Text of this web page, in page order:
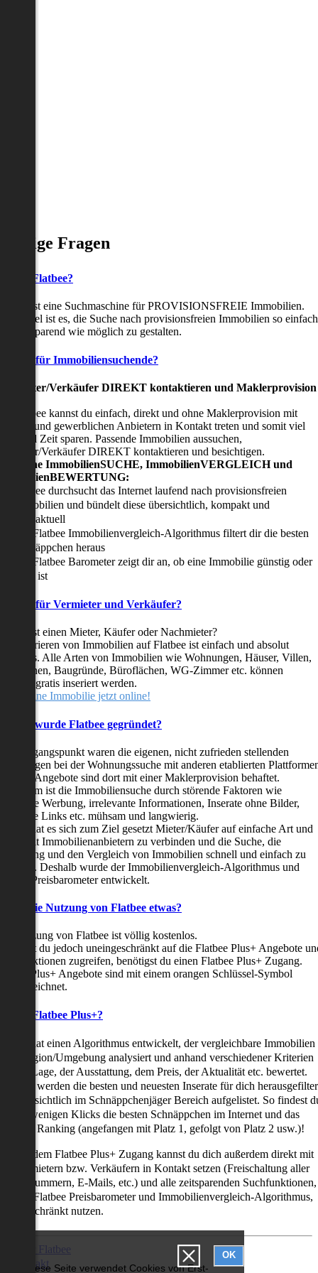
Diese Seite verwendet Cookies von Erst-
OK
Fragen
ist Flatbee?
ist eine Suchmaschine für PROVISIONSFREIE Immobilien.
Ziel ist es, die Suche nach provisionsfreien Immobilien so einfach
zeitsparend wie möglich zu gestalten.
für Immobiliensuchende?
Verkäufer DIREKT kontaktieren und Maklerprovision
Flatbee kannst du einfach, direkt und ohne Maklerprovision mit
und gewerblichen Anbietern in Kontakt treten und somit viel
und Zeit sparen. Passende Immobilien aussuchen,
Verkäufer DIREKT kontaktieren und besichtigen.
in-one ImmobilienSUCHE, ImmobilienVERGLEICH und
Flatbee durchsucht das Internet laufend nach provisionsfreien
Immobilien und bündelt diese übersichtlich, kompakt und
tagesaktuell
Der Flatbee Immobilienvergleich-Algorithmus filtert dir die besten
Schnäppchen heraus
Der Flatbee Barometer zeigt dir an, ob eine Immobilie günstig oder
teuer ist
für Vermieter und Verkäufer?
suchst einen Mieter, Käufer oder Nachmieter?
Inserieren von Immobilien auf Flatbee ist einfach und absolut
Alle Arten von Immobilien wie Wohnungen, Häuser, Villen,
Baugründe, Büroflächen, WG-Zimmer etc. können
gratis inseriert werden.
deine Immobilie jetzt online!
wurde Flatbee gegründet?
Ausgangspunkt waren die eigenen, nicht zufrieden stellenden
bei der Wohnungssuche mit anderen etablierten
alle Angebote sind dort mit einer Maklerprovision behaftet.
ist die Immobiliensuche durch störende Faktoren wie
Werbung, irrelevante Informationen, Inserate ohne Bilder,
Links etc. mühsam und langwierig.
hat es sich zum Ziel gesetzt Mieter/Käufer auf einfache Art und
mit Immobilienanbietern zu verbinden und die Suche, die
und den Vergleich von Immobilien schnell und einfach zu
Deshalb wurde der Immobilienvergleich-Algorithmus und
Preisbarometer entwickelt.
die Nutzung von Flatbee etwas?
Nutzung von Flatbee ist völlig kostenlos.
du jedoch uneingeschränkt auf die Flatbee Plus+ Angebote
zugreifen, benötigst du einen Flatbee Plus+ Zugang.
Plus+ Angebote sind mit einem orangen Schlüssel-Symbol
ist Flatbee Plus+?
hat einen Algorithmus entwickelt, der vergleichbare Immobilien
Region/Umgebung analysiert und anhand verschiedener Kriterien
der Lage, der Ausstattung, dem Preis, der Aktualität etc. bewertet.
werden die besten und neuesten Inserate für dich
übersichtlich im Schnäppchenjäger Bereich aufgelistet. So findest
nur wenigen Klicks die besten Schnäppchen im Internet und das
als Ranking (angefangen mit Platz 1, gefolgt von Platz 2 usw.)!
mit dem Flatbee Plus+ Zugang kannst du dich außerdem direkt mit
Vermietern bzw. Verkäufern in Kontakt setzen (Freischaltung aller
E-Mails, etc.) und alle zeitsparenden Suchfunktionen,
den Flatbee Preisbarometer und Immobilienvergleich-Algorithmus,
nutzen.
Über Flatbee
Kontakt